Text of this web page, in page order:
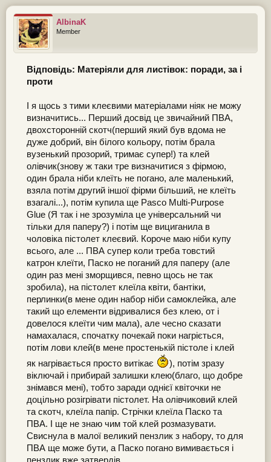
AlbinaK
Member
Відповідь: Матеріяли для листівок: поради, за і
проти
І я щось з тими клеєвими матеріалами ніяк не можу
визначитись... Перший досвід це звичайний ПВА,
двохсторонній скотч(перший який був вдома не
дуже добрий, він білого кольору, потім брала
вузенький прозорий, тримає супер!) та клей
олівчик(знову ж таки тре визначитися з фірмою,
один брала ніби клеїть не погано, але маленький,
взяла потім другий іншої фірми більший, не клеїть
взагалі...), потім купила ще Pasco Multi-Purpose
Glue (Я так і не зрозуміла це універсальний чи
тільки для паперу?) і потім ще вициганила в
чоловіка пістолет клеєвий. Короче маю ніби купу
всього, але ... ПВА супер коли треба товстий
катрон клеїти, Паско не поганий для паперу (але
один раз мені зморщився, певно щось не так
зробила), на пістолет клеїла квіти, бантіки,
перлинки(в мене один набор ніби самоклейка, але
такий що елементи відривалися без клею, от і
довелося клеїти чим мала), але чесно сказати
намахалася, спочатку почекай поки нагріється,
потім лови клей(в мене простенькій пістоле і клей
як нагрівається просто витікає
), потім зразу
віключай і прибирай залишки клею(благо, що добре
знімався мені), тобто заради однієї квіточки не
доцільно розігрівати пістолет. На олівчиковий клей
та скотч, клеїла папір. Стрічки клеїла Паско та
ПВА. І ще не знаю чим той клей розмазувати.
Свиснула в малої великий пензлик з набору, то для
ПВА ще може бути, а Паско погано вимивається і